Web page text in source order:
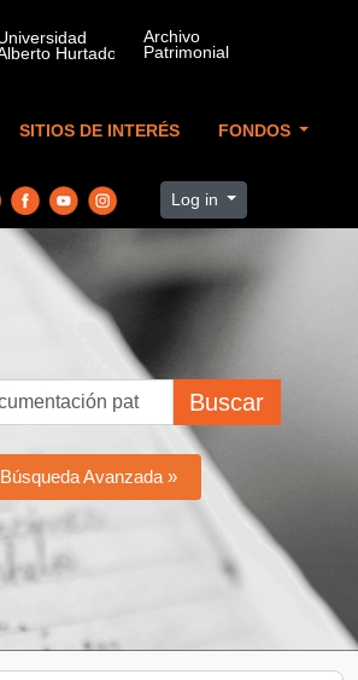
SITIOS DE INTERÉS FONDOS
Log in
Buscar
Búsqueda Avanzada »